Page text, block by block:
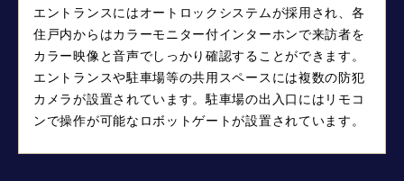
エントランスにはオートロックシステムが採用され、各
住戸内からはカラーモニター付インターホンで来訪者を
カラー映像と音声でしっかり確認することができます。
エントランスや駐車場等の共用スペースには複数の防犯
カメラが設置されています。駐車場の出入口にはリモコ
ンで操作が可能なロボットゲートが設置されています。